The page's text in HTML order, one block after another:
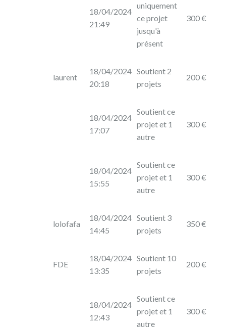
18/04/2024
21:49
uniquement
ce projet
jusqu'à
présent
300 €
laurent
18/04/2024
20:18
Soutient 2
projets
200 €
18/04/2024
17:07
Soutient ce
projet et 1
autre
300 €
18/04/2024
15:55
Soutient ce
projet et 1
autre
300 €
lolofafa
18/04/2024
14:45
Soutient 3
projets
350 €
FDE
18/04/2024
13:35
Soutient 10
projets
200 €
18/04/2024
12:43
Soutient ce
projet et 1
autre
300 €